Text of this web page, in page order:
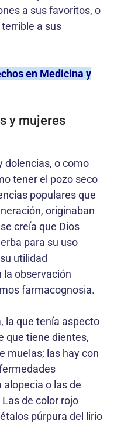
a sus favoritos, o
a sus
en Medicina y
y mujeres
dolencias, o como
tener el pozo seco
populares que
originaban
creía que Dios
para su uso
utilidad
observación
farmacognosia.
la que tenía aspecto
que tiene dientes,
muelas; las hay con
alopecia o las de
de color rojo
púrpura del lirio